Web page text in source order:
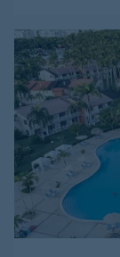
Bahia
Principe
Explore
La
Romana